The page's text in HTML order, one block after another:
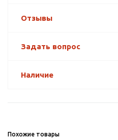
Отзывы
Задать вопрос
Наличие
Похожие товары